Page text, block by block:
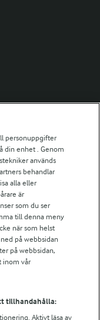
personuppgifter
din enhet . Genom
används
behandlar
alla eller
är
som du ser
till denna meny
när som helst
på webbsidan
på webbsidan,
inom vår
tillhandahålla:
Aktivt läsa av